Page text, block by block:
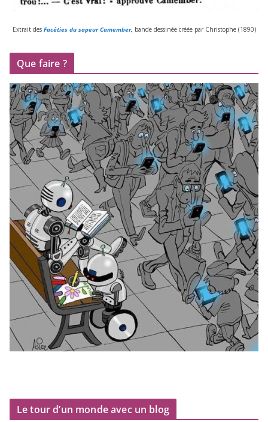
Extrait desFacéties du sapeur Camember, bande des­si­née créée par Christophe (1890)
Que faire ?
Le tour d’un monde avec un blog